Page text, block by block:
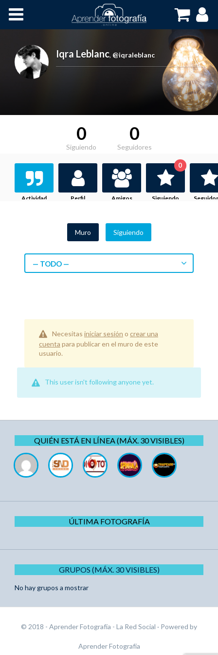
Cursos OnLine
Iqra Leblanc, @iqraleblanc
0
Siguiendo
0
Seguidores
Actividad Perfil Amigos Siguiendo
0
Muro Siguiendo
— TODO —
Necesitas iniciar sesión o crear una
cuenta para publicar en el muro de este
usuario.
This user isn't following anyone yet.
QUIÉN ESTÁ EN LÍNEA (MÁX. 30 VISIBLES)
ÚLTIMA FOTOGRAFÍA
GRUPOS (MÁX. 30 VISIBLES)
No hay grupos a mostrar
© 2018 - Aprender Fotografía - La Red Social · Powered by
Aprender Fotografía